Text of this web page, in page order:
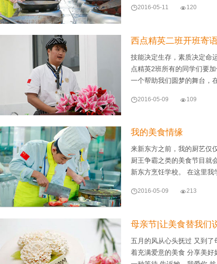
2016-05-11 120
西点精英二班开班寄
技能决定生存，素质决定命
点精英2班所有的同学们要
一个帮助我们圆梦的舞台
2016-05-09 109
我的美食情缘
来新东方之前，我的厨艺仅
厨王争霸之类的美食节目就
新东方烹饪学校。 在这里
2016-05-09 213
母亲节|让美食替我们
五月的风从心头抚过 又到
着充满爱意的美食 分享美